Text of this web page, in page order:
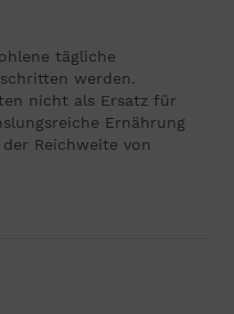
tägliche
werden.
nicht als Ersatz für
Ernährung
Reichweite von